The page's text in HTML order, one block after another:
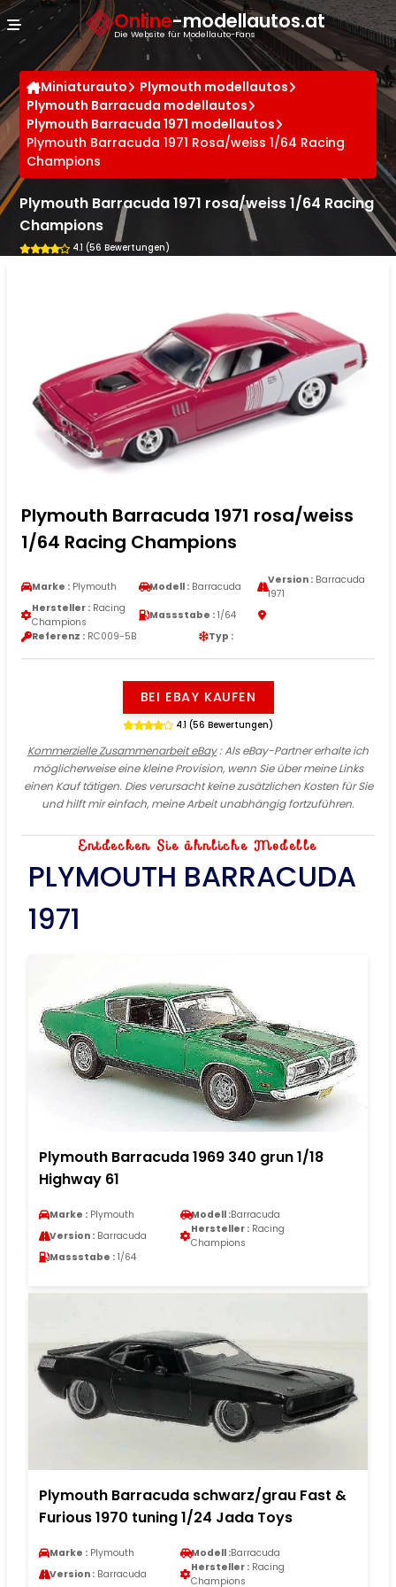
Online-modellautos.at
Die Website für Modellauto-Fans
Miniaturauto
Plymouth modellautos
Plymouth Barracuda modellautos
Plymouth Barracuda 1971 modellautos
Plymouth Barracuda 1971 Rosa/weiss 1/64 Racing
Champions
Plymouth Barracuda 1971 rosa/weiss 1/64 Racing
Champions
4.1 (56 Bewertungen)
Plymouth Barracuda 1971 rosa/weiss
1/64 Racing Champions
Marke : Plymouth Modell : Barracuda
Version :Barracuda
1971
Hersteller : Racing
Champions
Massstabe : 1/64
Referenz : RC009-5B Typ :
BEI EBAY KAUFEN
4.1 (56 Bewertungen)
Kommerzielle Zusammenarbeit eBay: Als eBay-Partner erhalte ich
möglicherweise eine kleine Provision, wenn Sie über meine Links
einen Kauf tätigen. Dies verursacht keine zusätzlichen Kosten für Sie
und hilft mir einfach, meine Arbeit unabhängig fortzuführen.
Entdecken Sie ähnliche Modelle
PLYMOUTH BARRACUDA
1971
Plymouth Barracuda 1969 340 grun 1/18
Highway 61
Marke : Plymouth Modell :Barracuda
Version : Barracuda
Hersteller : Racing
Champions
Massstabe : 1/64
Plymouth Barracuda schwarz/grau Fast &
Furious 1970 tuning 1/24 Jada Toys
Marke : Plymouth Modell :Barracuda
Version : Barracuda
Hersteller : Racing
Champions
Cookie-Einstellungen